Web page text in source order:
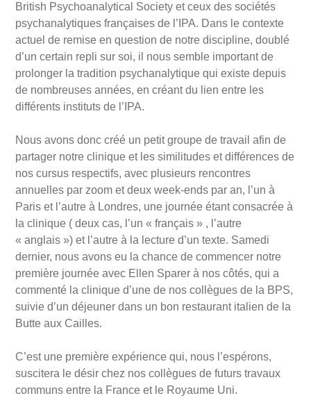
British Psychoanalytical Society et ceux des sociétés
psychanalytiques françaises de l’IPA. Dans le contexte
actuel de remise en question de notre discipline, doublé
d’un certain repli sur soi, il nous semble important de
prolonger la tradition psychanalytique qui existe depuis
de nombreuses années, en créant du lien entre les
différents instituts de l’IPA.
Nous avons donc créé un petit groupe de travail afin de
partager notre clinique et les similitudes et différences de
nos cursus respectifs, avec plusieurs rencontres
annuelles par zoom et deux week-ends par an, l’un à
Paris et l’autre à Londres, une journée étant consacrée à
la clinique ( deux cas, l’un « français » , l’autre
« anglais ») et l’autre à la lecture d’un texte. Samedi
dernier, nous avons eu la chance de commencer notre
première journée avec Ellen Sparer à nos côtés, qui a
commenté la clinique d’une de nos collègues de la BPS,
suivie d’un déjeuner dans un bon restaurant italien de la
Butte aux Cailles.
C’est une première expérience qui, nous l’espérons,
suscitera le désir chez nos collègues de futurs travaux
communs entre la France et le Royaume Uni.